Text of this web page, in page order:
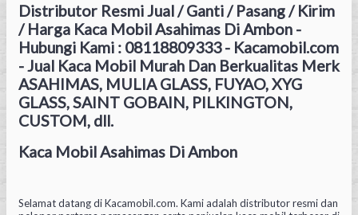
Distributor Resmi Jual / Ganti / Pasang / Kirim
/ Harga Kaca Mobil Asahimas Di Ambon -
Hubungi Kami : 08118809333 - Kacamobil.com
- Jual Kaca Mobil Murah Dan Berkualitas Merk
ASAHIMAS, MULIA GLASS, FUYAO, XYG
GLASS, SAINT GOBAIN, PILKINGTON,
CUSTOM, dll.
Kaca Mobil Asahimas Di Ambon
Selamat datang di Kacamobil.com. Kami adalah distributor resmi dan